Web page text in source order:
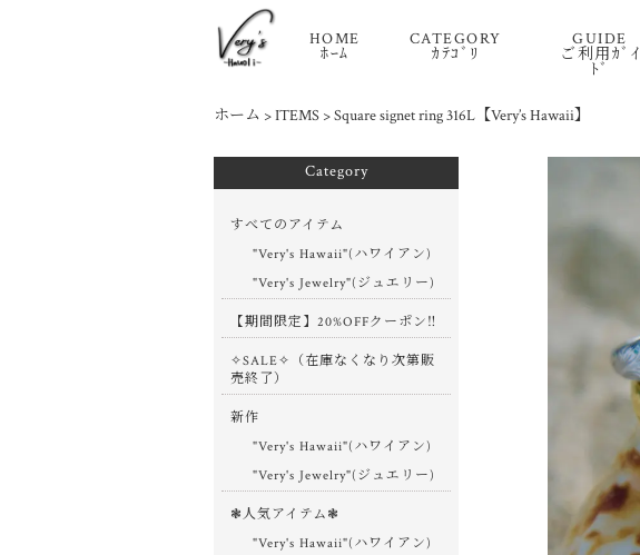
HOME
ﾎｰﾑ
CATEGORY
ｶﾃｺﾞﾘ
GUIDE
ご利用ｶﾞｲ
ﾄﾞ
ホーム >ITEMS >Square signet ring 316L【Very’s Hawaii】
Category
すべてのアイテム
"Very's Hawaii"(ハワイアン)
"Very's Jewelry"(ジュエリー)
【期間限定】20%OFFクーポン‼
✧SALE✧（在庫なくなり次第販
売終了）
新作
"Very's Hawaii"(ハワイアン)
"Very's Jewelry"(ジュエリー)
❃人気アイテム❃
"Very's Hawaii"(ハワイアン)